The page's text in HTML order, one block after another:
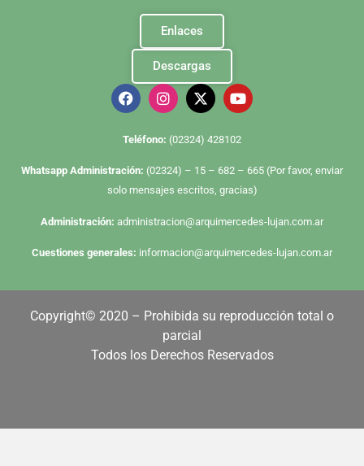
Enlaces
Descargas
Te léfono: (02324) 428102
Whatsapp Administración: (02324) – 15 – 682 – 665 (Por favor, enviar
solo mensajes escritos, gracias)
Administración: administracion@arquimercedes-lujan.com.ar
Cuestiones generales: informacion@arquimercedes-lujan.com.ar
Copyright© 2020 – Prohibida su reproducción total o
parcial
Todos los Derechos Reservados